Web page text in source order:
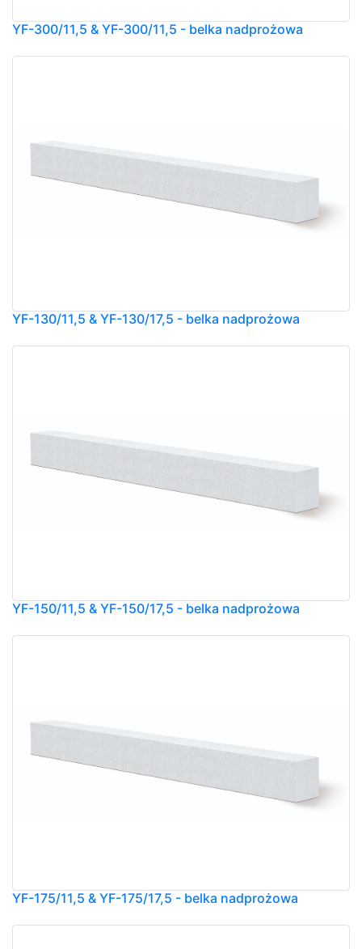
YF-300/11,5 & YF-300/11,5 - belka nadprożowa
YF-130/11,5 & YF-130/17,5 - belka nadprożowa
YF-150/11,5 & YF-150/17,5 - belka nadprożowa
YF-175/11,5 & YF-175/17,5 - belka nadprożowa